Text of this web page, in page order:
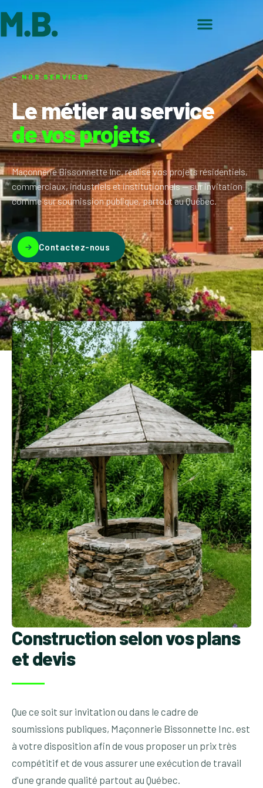
— NOS SERVICES
Le métier au service
de vos projets.
Maçonnerie Bissonnette Inc. réalise vos projets résidentiels,
commerciaux, industriels et institutionnels — sur invitation
comme sur soumission publique, partout au Québec.
Contactez-nous
Construction selon vos plans
et devis
Que ce soit sur invitation ou dans le cadre de
soumissions publiques, Maçonnerie Bissonnette Inc. est
à votre disposition afin de vous proposer un prix très
compétitif et de vous assurer une exécution de travail
d'une grande qualité partout au Québec.